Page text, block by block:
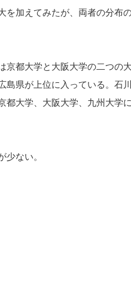
を加えてみたが、両者の分布
京都大学と大阪大学の二つの
島県が上位に入っている。石
都大学、大阪大学、九州大学
ない。